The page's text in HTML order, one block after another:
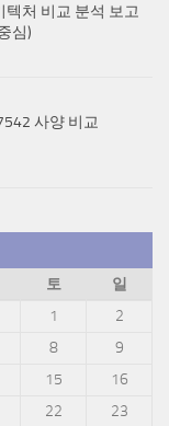
텍처 비교 분석 보고
심)
사양 비교
토
일
1
2
8
9
15
16
22 23